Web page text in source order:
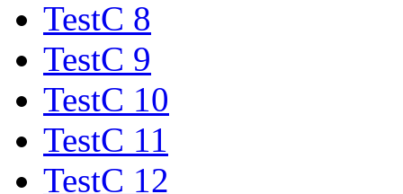
TestC 8
TestC 9
TestC 10
TestC 11
TestC 12